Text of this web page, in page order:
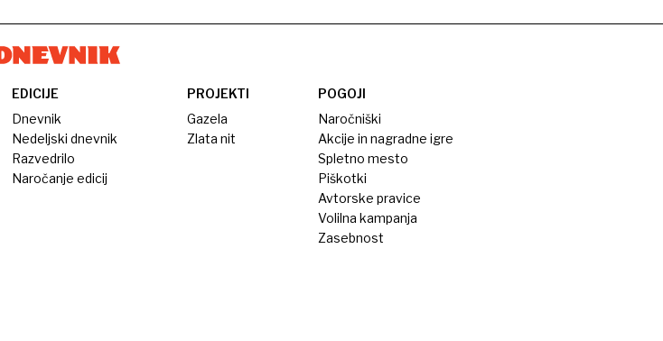
EDICIJE
Dnevnik
Nedeljski dnevnik
Razvedrilo
Naročanje edicij
PROJEKTI
Gazela
Zlata nit
POGOJI
Naročniški
Akcije in nagradne igre
Spletno mesto
Piškotki
Avtorske pravice
Volilna kampanja
Zasebnost